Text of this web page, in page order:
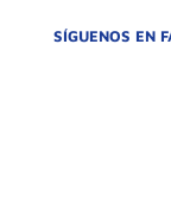
SÍGUENOS EN